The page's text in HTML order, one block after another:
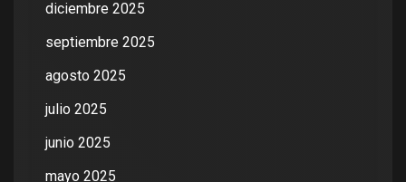
diciembre 2025
septiembre 2025
agosto 2025
julio 2025
junio 2025
mayo 2025